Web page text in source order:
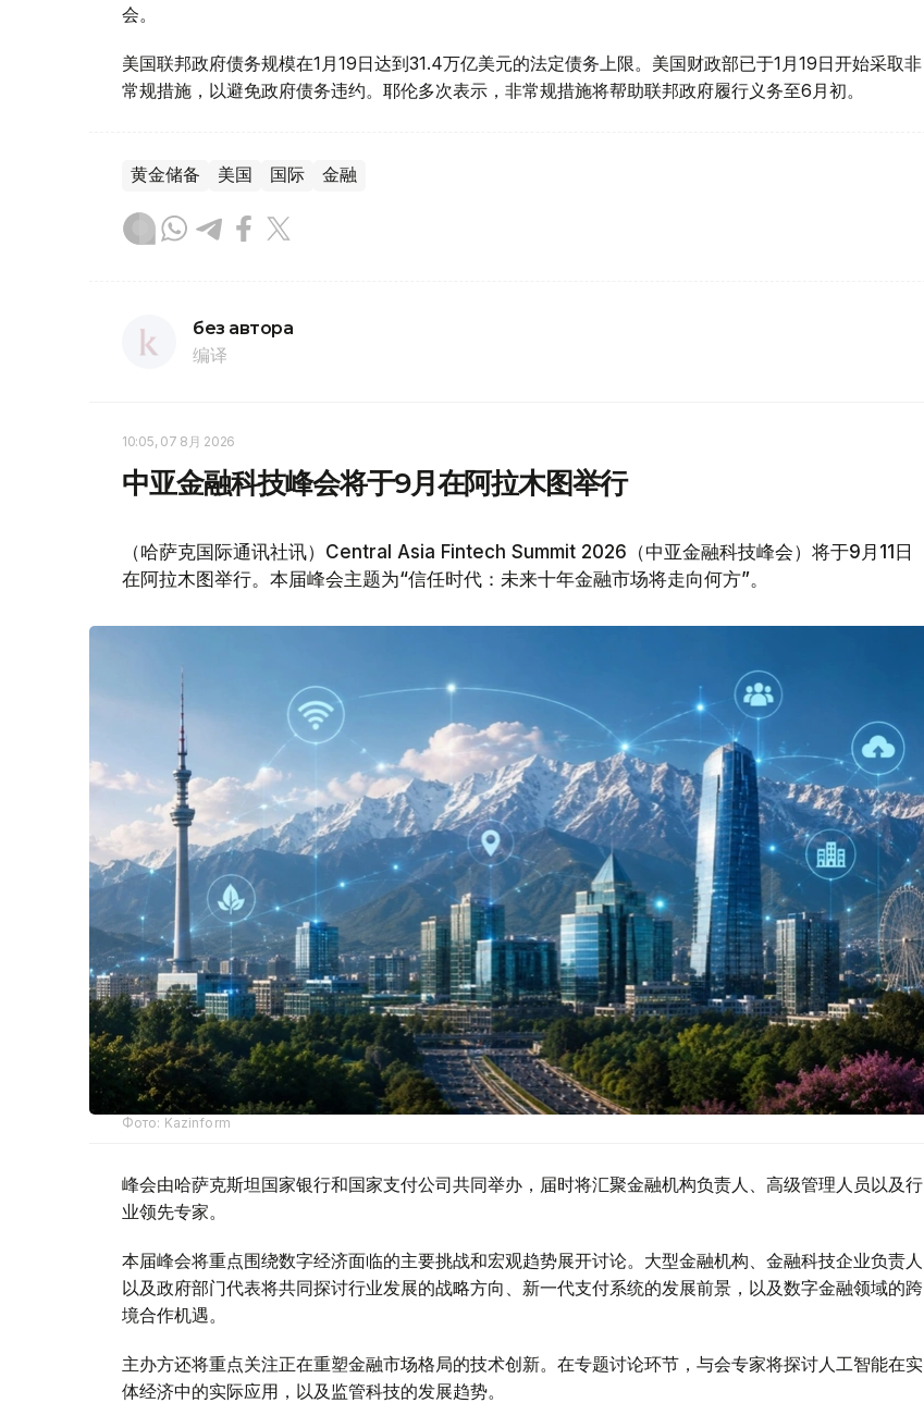
会。
美国联邦政府债务规模在1月19日达到31.4万亿美元的法定债务上限。美国财政部已于1月19日开始采取非
常规措施，以避免政府债务违约。耶伦多次表示，非常规措施将帮助联邦政府履行义务至6月初。
黄金储备 美国 国际 金融
без автора
编译
10:05, 07 8月 2026
中亚金融科技峰会将于9月在阿拉木图举行
（哈萨克国际通讯社讯）Central Asia Fintech Summit 2026（中亚金融科技峰会）将于9月11日
在阿拉木图举行。本届峰会主题为“信任时代：未来十年金融市场将走向何方”。
Фото: Kazinform
峰会由哈萨克斯坦国家银行和国家支付公司共同举办，届时将汇聚金融机构负责人、高级管理人员以及行
业领先专家。
本届峰会将重点围绕数字经济面临的主要挑战和宏观趋势展开讨论。大型金融机构、金融科技企业负责人
以及政府部门代表将共同探讨行业发展的战略方向、新一代支付系统的发展前景，以及数字金融领域的跨
境合作机遇。
主办方还将重点关注正在重塑金融市场格局的技术创新。在专题讨论环节，与会专家将探讨人工智能在实
体经济中的实际应用，以及监管科技的发展趋势。